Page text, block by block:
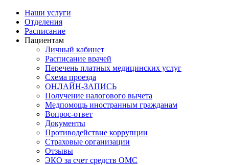
Наши услуги
Отделения
Расписание
Пациентам
Личный кабинет
Расписание врачей
Перечень платных медицинских услуг
Схема проезда
ОНЛАЙН-ЗАПИСЬ
Получение налогового вычета
Медпомощь иностранным гражданам
Вопрос-ответ
Документы
Противодействие коррупции
Страховые организации
Отзывы
ЭКО за счет средств ОМС